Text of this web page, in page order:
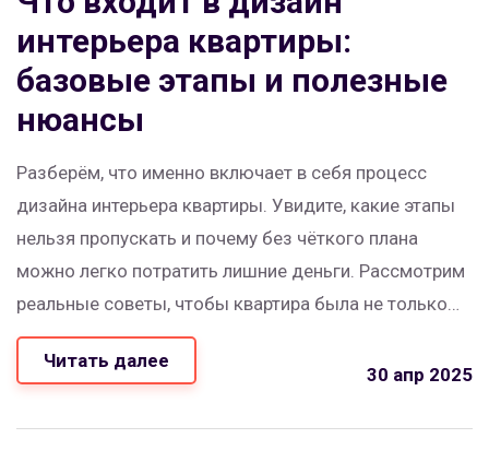
интерьера квартиры:
базовые этапы и полезные
нюансы
Разберём, что именно включает в себя процесс
дизайна интерьера квартиры. Увидите, какие этапы
нельзя пропускать и почему без чёткого плана
можно легко потратить лишние деньги. Рассмотрим
реальные советы, чтобы квартира была не только
красивой, но и удобной для жизни. Без скучной
теории — только практические шаги и советы
продуманным от мебели до освещения.
Читать далее
30 апр 2025